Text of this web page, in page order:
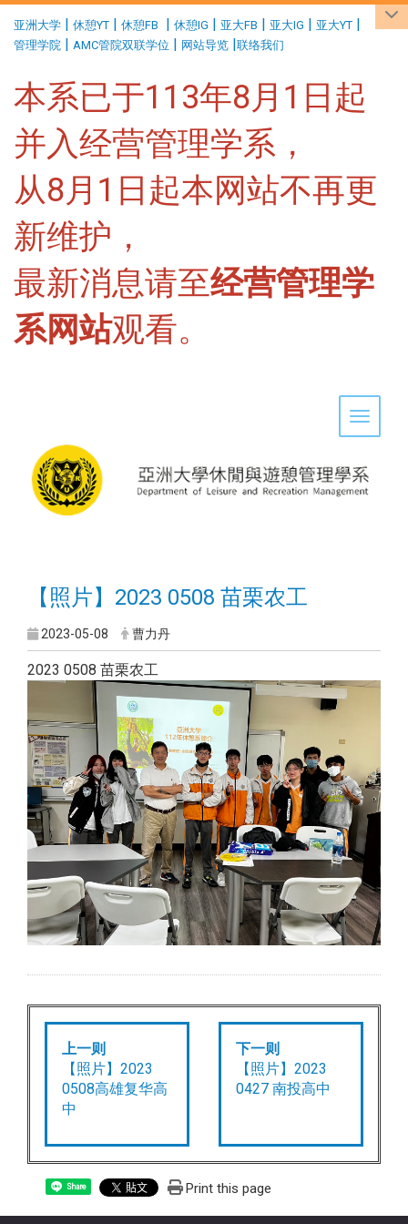
亚洲大学 | 休憩YT | 休憩FB | 休憩IG | 亚大FB | 亚大IG | 亚大YT |
管理学院 | AMC管院双联学位 | 网站导览 |联络我们
本系已于113年8月1日起
并入经营管理学系，
从8月1日起本网站不再更
新维护，
最新消息请至经营管理学
系网站观看。
Toggle
【照片】2023 0508 苗栗农工
2023-05-08 曹力丹
2023 0508 苗栗农工
上一则
【照片】2023
0508高雄复华高
中
下一则
【照片】2023
0427 南投高中
Share Print this page